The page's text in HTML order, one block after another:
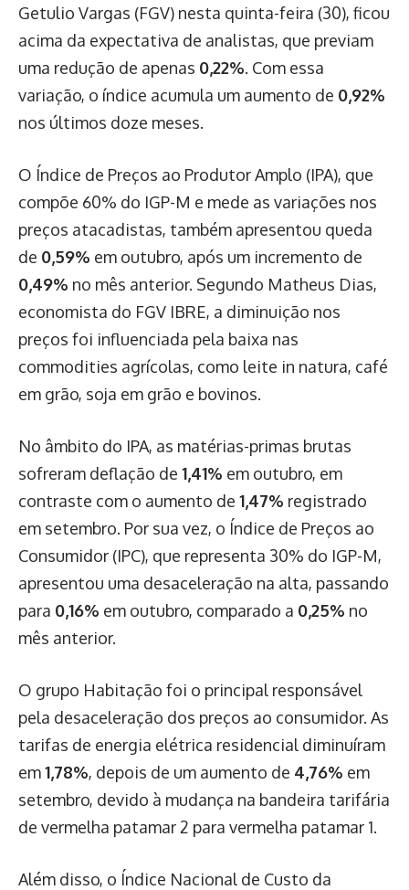
Getulio Vargas (FGV) nesta quinta-feira (30), ficou
acima da expectativa de analistas, que previam
uma redução de apenas 0,22%. Com essa
variação, o índice acumula um aumento de 0,92%
nos últimos doze meses.
O Índice de Preços ao Produtor Amplo (IPA), que
compõe 60% do IGP-M e mede as variações nos
preços atacadistas, também apresentou queda
de 0,59% em outubro, após um incremento de
0,49% no mês anterior. Segundo Matheus Dias,
economista do FGV IBRE, a diminuição nos
preços foi influenciada pela baixa nas
commodities agrícolas, como leite in natura, café
em grão, soja em grão e bovinos.
No âmbito do IPA, as matérias-primas brutas
sofreram deflação de 1,41% em outubro, em
contraste com o aumento de 1,47% registrado
em setembro. Por sua vez, o Índice de Preços ao
Consumidor (IPC), que representa 30% do IGP-M,
apresentou uma desaceleração na alta, passando
para 0,16% em outubro, comparado a 0,25% no
mês anterior.
O grupo Habitação foi o principal responsável
pela desaceleração dos preços ao consumidor. As
tarifas de energia elétrica residencial diminuíram
em1,78%, depois de um aumento de 4,76% em
setembro, devido à mudança na bandeira tarifária
de vermelha patamar 2 para vermelha patamar 1.
Além disso, o Índice Nacional de Custo da